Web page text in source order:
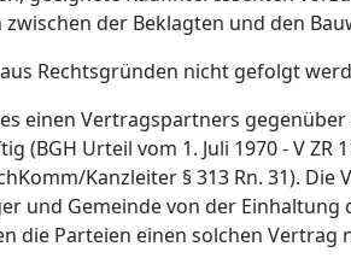
der Beklagten und den
Rechtsgründen nicht gefolgt
einen Vertragspartners
(BGH Urteil vom 1. Juli 1970 - V ZR
Kanzleiter § 313 Rn. 31).
und Gemeinde von der Einhaltung
die Parteien einen solchen Vertrag